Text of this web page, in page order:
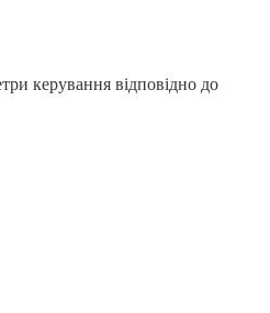
керування відповідно до